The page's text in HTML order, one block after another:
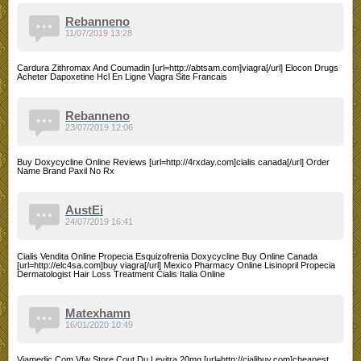
Rebanneno
Cardura Zithromax And Coumadin [url=http://abtsam.com]viagra[/url] Elocon Drugs
Acheter Dapoxetine Hcl En Ligne Viagra Site Francais
11/07/2019 13:28
Rebanneno
Buy Doxycycline Online Reviews [url=http://4rxday.com]cialis canada[/url] Order
Name Brand Paxil No Rx
23/07/2019 12:06
AustEi
Cialis Vendita Online Propecia Esquizofrenia Doxycycline Buy Online Canada
[url=http://elc4sa.com]buy viagra[/url] Mexico Pharmacy Online Lisinopril Propecia
Dermatologist Hair Loss Treatment Cialis Italia Online
24/07/2019 16:41
Matexhamn
16/01/2020 10:49